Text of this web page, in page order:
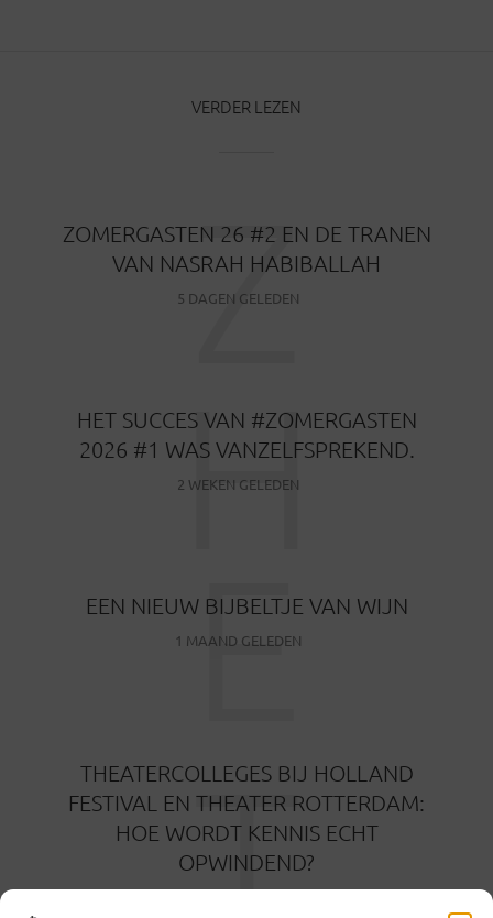
VERDER LEZEN
ZOMERGASTEN 26 #2 EN DE TRANEN
VAN NASRAH HABIBALLAH
5 DAGEN GELEDEN
Z
HET SUCCES VAN #ZOMERGASTEN
2026 #1 WAS VANZELFSPREKEND.
2 WEKEN GELEDEN
H
EEN NIEUW BIJBELTJE VAN WIJN
1 MAAND GELEDEN
E
THEATERCOLLEGES BIJ HOLLAND
FESTIVAL EN THEATER ROTTERDAM:
HOE WORDT KENNIS ECHT
OPWINDEND?
T